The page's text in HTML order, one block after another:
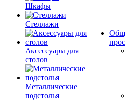
Шкафы
Стеллажи
Аксессуары для
столов
Металлические
подстолья